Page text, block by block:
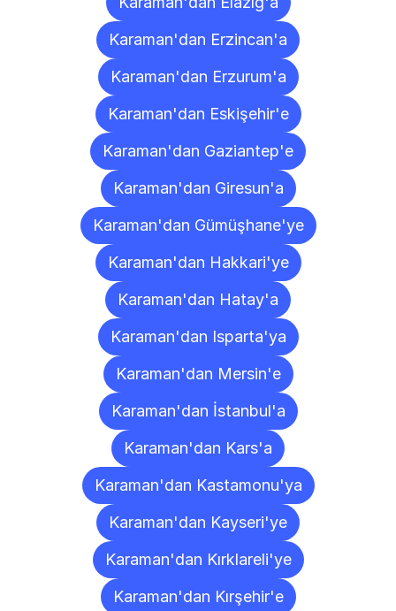
Karaman'dan Erzincan'a
Karaman'dan Erzurum'a
Karaman'dan Eskişehir'e
Karaman'dan Gaziantep'e
Karaman'dan Giresun'a
Karaman'dan Gümüşhane'ye
Karaman'dan Hakkari'ye
Karaman'dan Hatay'a
Karaman'dan Isparta'ya
Karaman'dan Mersin'e
Karaman'dan İstanbul'a
Karaman'dan Kars'a
Karaman'dan Kastamonu'ya
Karaman'dan Kayseri'ye
Karaman'dan Kırklareli'ye
Karaman'dan Kırşehir'e